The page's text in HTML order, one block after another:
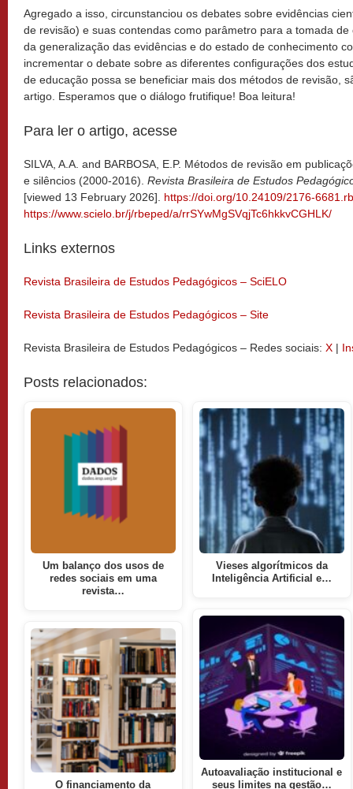
Agregado a isso, circunstanciou os debates sobre evidências
de revisão) e suas contendas como parâmetro para a tomada
da generalização das evidências e do estado de conhecimento
incrementar o debate sobre as diferentes configurações dos
de educação possa se beneficiar mais dos métodos de revisão,
artigo. Esperamos que o diálogo frutifique! Boa leitura!
Para ler o artigo, acesse
SILVA, A.A. and BARBOSA, E.P. Métodos de revisão em
e silêncios (2000-2016). Revista Brasileira de Estudos
[viewed 13 February 2026]. https://doi.org/10.24109/2176-
https://www.scielo.br/j/rbeped/a/rrSYwMgSVqjTc6hkkvCGHLK/
Links externos
Revista Brasileira de Estudos Pedagógicos – SciELO
Revista Brasileira de Estudos Pedagógicos – Site
Revista Brasileira de Estudos Pedagógicos – Redes sociais: X |
Posts relacionados:
Um balanço dos usos de
redes sociais em uma
revista…
O financiamento da
Vieses algorítmicos da
Inteligência Artificial e…
Autoavaliação institucional e
seus limites na gestão…